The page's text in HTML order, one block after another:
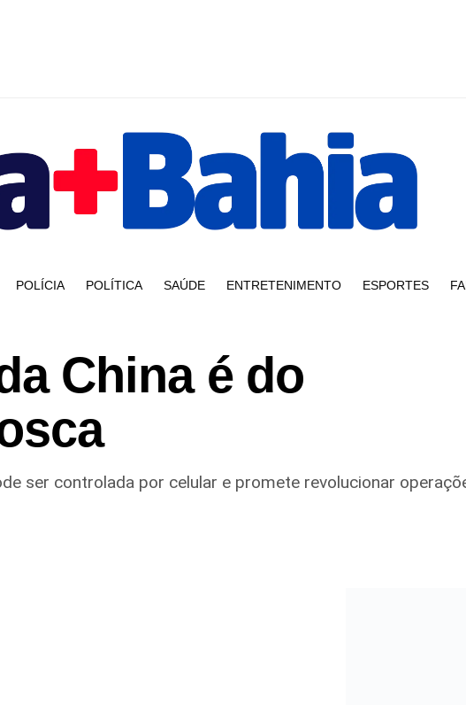
POLÍCIA POLÍTICA SAÚDE ENTRETENIMENTO ESPORTES
China é do
ser controlada por celular e promete revolucionar